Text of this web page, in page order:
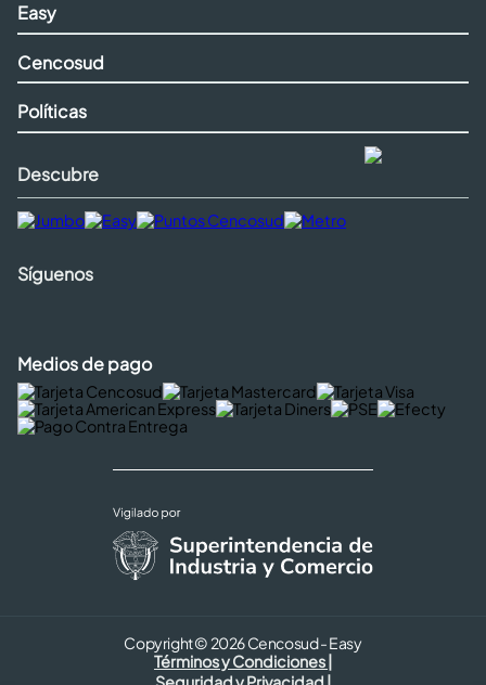
Easy
Cencosud
Políticas
Descubre
Síguenos
Medios de pago
Copyright © 2026 Cencosud - Easy
Términos y Condiciones |